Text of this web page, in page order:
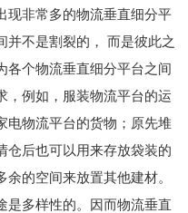
现非常多的物流垂直细分平
并不是割裂的， 而是彼此之
各个物流垂直细分平台之间
，例如，服装物流平台的运
电物流平台的货物；原先堆
仓后也可以用来存放袋装的
余的空间来放置其他建材。
是多样性的。因而物流垂直